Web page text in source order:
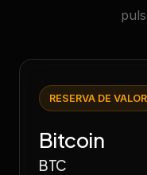
RESERVA DE VALOR
Bitcoin
BTC